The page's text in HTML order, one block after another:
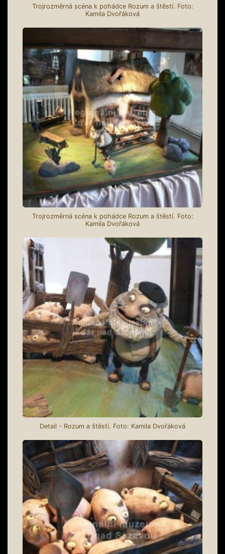
Trojrozměrná scéna k pohádce Rozum a štěstí. Foto:
Kamila Dvořáková
Trojrozměrná scéna k pohádce Rozum a štěstí. Foto:
Kamila Dvořáková
Detail - Rozum a štěstí. Foto: Kamila Dvořáková